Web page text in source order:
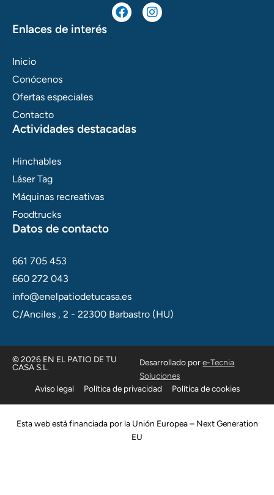
a
c
n
s
Enlaces de interés
Inicio
Conócenos
Ofertas especiales
Contacto
Actividades destacadas
Hinchables
Láser Tag
Máquinas recreativas
Foodtrucks
Datos de contacto
661 705 453
660 272 043
info@enelpatiodetucasa.es
C/Anciles , 2 - 22300 Barbastro (HU)
© 2026 EN EL PATIO DE TU
CASA S.L.
Desarrollado pore-Tecnia
Soluciones
Aviso legal
Política de privacidad Política de cookies
Esta web está financiada por la Unión Europea – Next Generation
EU